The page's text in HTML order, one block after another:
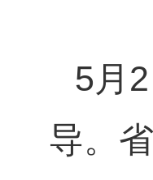
5月
导。